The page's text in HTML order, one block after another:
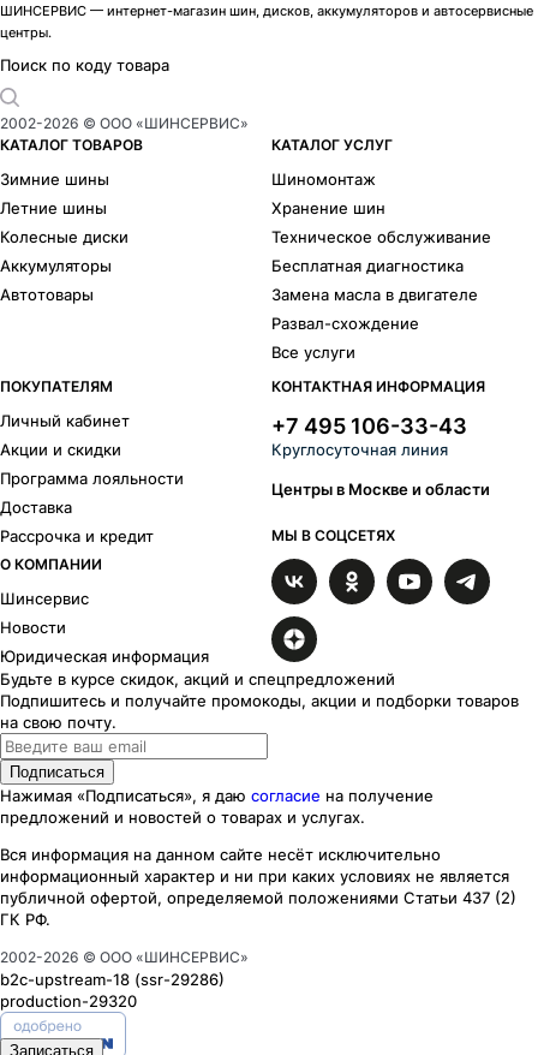
Записаться
ШИНСЕРВИС — интернет-магазин шин, дисков, аккумуляторов и автосервисные
центры.
Поиск по коду товара
2002-2026 © ООО «ШИНСЕРВИС»
КАТАЛОГ ТОВАРОВ
Зимние шины
Летние шины
Колесные диски
Аккумуляторы
Автотовары
КАТАЛОГ УСЛУГ
Шиномонтаж
Хранение шин
Техническое обслуживание
Бесплатная диагностика
Замена масла в двигателе
Развал-схождение
Все услуги
ПОКУПАТЕЛЯМ
Личный кабинет
Акции и скидки
Программа лояльности
Доставка
Рассрочка и кредит
О КОМПАНИИ
Шинсервис
Новости
Юридическая информация
КОНТАКТНАЯ ИНФОРМАЦИЯ
+7 495 106-33-43
Круглосуточная линия
Центры в Москве и области
МЫ В СОЦСЕТЯХ
Будьте в курсе скидок, акций и спецпредложений
Подпишитесь и получайте промокоды, акции и подборки товаров
на свою почту.
Подписаться
Нажимая «Подписаться», я даю согласие на получение
предложений и новостей о товарах и услугах.
Вся информация на данном сайте несёт исключительно
информационный характер и ни при каких условиях не является
публичной офертой, определяемой положениями Статьи 437 (2)
ГК РФ.
2002-2026 © ООО «ШИНСЕРВИС»
b2c-upstream-18 (ssr-29286)
production-29320